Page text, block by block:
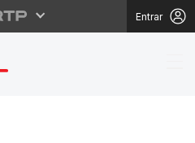
Entrar